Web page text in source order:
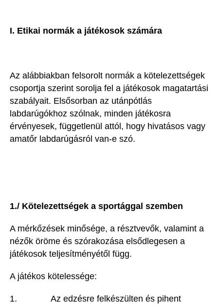
I. Etikai normák a játékosok számára
Az alábbiakban felsorolt normák a kötelezettségek
csoportja szerint sorolja fel a játékosok magatartási
szabályait. Elsősorban az utánpótlás
labdarúgókhoz szólnak, minden játékosra
érvényesek, függetlenül attól, hogy hivatásos vagy
amatőr labdarúgásról van-e szó.
1./ Kötelezettségek a sportággal szemben
A mérkőzések minősége, a résztvevők, valamint a
nézők öröme és szórakozása elsődlegesen a
játékosok teljesítményétől függ.
A játékos kötelessége:
1. Az edzésre felkészülten és pihent